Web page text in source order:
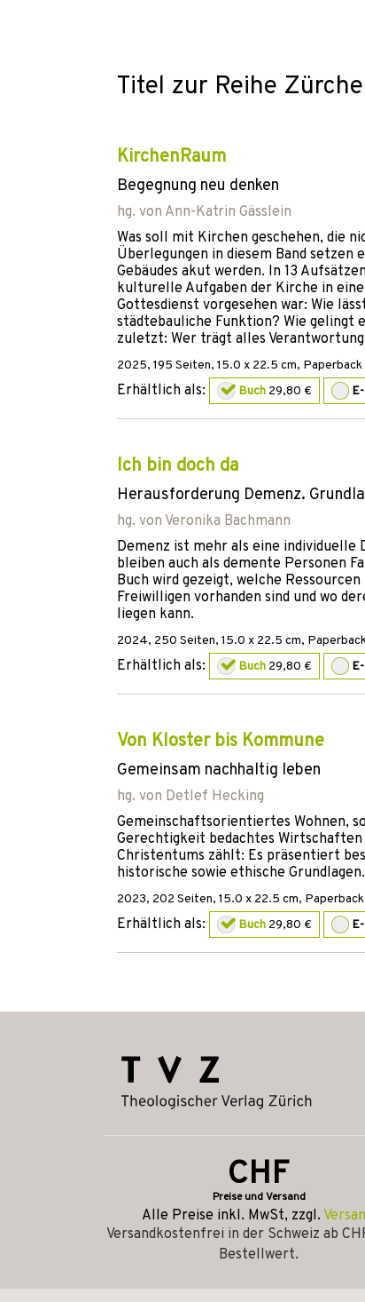
Titel zur Reihe
KirchenRaum
Begegnung neu denken
hg. von Ann-Katrin Gässlein
Was soll mit Kirchen geschehen, die
Überlegungen in diesem Band setzen
Gebäudes akut werden. In 13
kulturelle Aufgaben der Kirche in
Gottesdienst vorgesehen war: Wie
städtebauliche Funktion? Wie gelingt
zuletzt: Wer trägt alles Verantwortung
2025, 195 Seiten, 15.0 x 22.5 cm,
Erhältlich als: Buch 29,80 €
Ich bin doch da
Herausforderung Demenz.
hg. von Veronika Bachmann
Demenz ist mehr als eine individuelle
bleiben auch als demente Personen
Buch wird gezeigt, welche
Freiwilligen vorhanden sind und wo
liegen kann.
2024, 250 Seiten, 15.0 x 22.5 cm,
Erhältlich als: Buch 29,80 €
Von Kloster bis Kommune
Gemeinsam nachhaltig leben
hg. von Detlef Hecking
Gemeinschaftsorientiertes Wohnen,
Gerechtigkeit bedachtes Wirtschaften
Christentums zählt: Es präsentiert
historische sowie ethische Grundlagen.
2023, 202 Seiten, 15.0 x 22.5 cm, Paperback
Erhältlich als: Buch 29,80 €
CHF
Preise und Versand
Alle Preise inkl. MwSt, zzgl.
Versandkostenfrei in der Schweiz ab
Bestellwert.